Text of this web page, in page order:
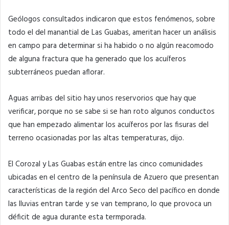
Geólogos consultados indicaron que estos fenómenos, sobre
todo el del manantial de Las Guabas, ameritan hacer un análisis
en campo para determinar si ha habido o no algún reacomodo
de alguna fractura que ha generado que los acuíferos
subterráneos puedan aflorar.
Aguas arribas del sitio hay unos reservorios que hay que
verificar, porque no se sabe si se han roto algunos conductos
que han empezado alimentar los acuíferos por las fisuras del
terreno ocasionadas por las altas temperaturas, dijo.
El Corozal y Las Guabas están entre las cinco comunidades
ubicadas en el centro de la península de Azuero que presentan
características de la región del Arco Seco del pacífico en donde
las lluvias entran tarde y se van temprano, lo que provoca un
déficit de agua durante esta termporada.